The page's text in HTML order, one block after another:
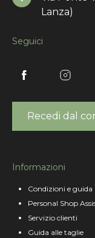
Lanza)
Seguici
Recedi dal
Informazioni
Condizioni e guida
Personal Shop
Servizio clienti
Guida alle taglie